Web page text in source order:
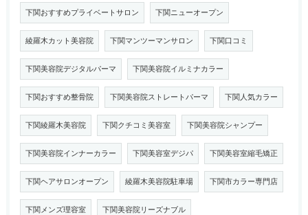
下関おすすめプライベートサロン 下関ニューオープン
綾羅木カット美容院 下関マンツーマンサロン 下関口コミ
下関美容院デジタルパーマ 下関美容院イルミナカラー
下関おすすめ整骨院 下関美容院ストレートパーマ 下関人気カラー
下関綾羅木美容院 下関クチコミ美容室 下関美容院シャンプー
下関美容院インナーカラー 下関美容室デジパ 下関美容室縮毛矯正
下関ヘアサロンオープン 綾羅木美容院駐車場 下関市カラー専門店
下関メンズ理容室 下関美容院リーズナブル